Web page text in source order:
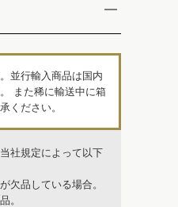
並行輸入商品は国内
また稀に輸送中に箱
ください。
社規定によって以下
欠品している場合。
。